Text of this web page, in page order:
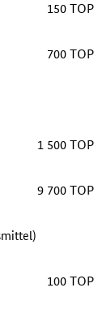
150 TOP
700 TOP
1 500 TOP
9 700 TOP
100 TOP